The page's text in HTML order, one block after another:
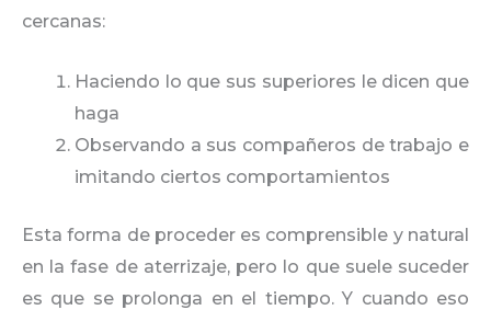
cercanas:
Haciendo lo que sus superiores le dicen que
haga
Observando a sus compañeros de trabajo e
imitando ciertos comportamientos
Esta forma de proceder es comprensible y natural
en la fase de aterrizaje, pero lo que suele suceder
es que se prolonga en el tiempo. Y cuando eso